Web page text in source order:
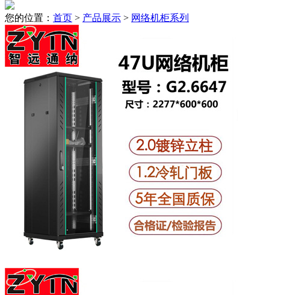
您的位置： 首页 > 产品展示 > 网络机柜系列